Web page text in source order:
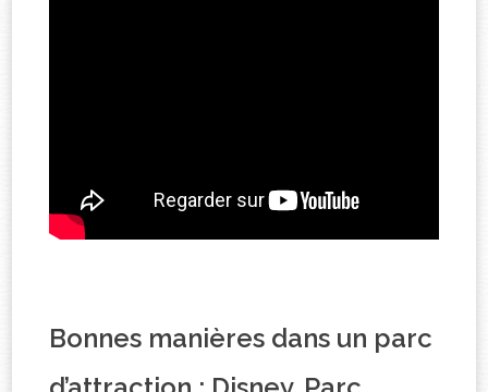
Bonnes manières dans un parc